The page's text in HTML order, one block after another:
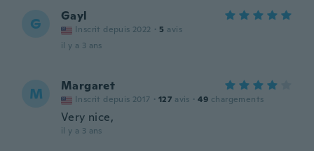
G Gayl
Inscrit depuis 2022 · 5 avis
il y a 3 ans
M Margaret
Inscrit depuis 2017 · 127 avis · 49 chargements
Very nice,
il y a 3 ans